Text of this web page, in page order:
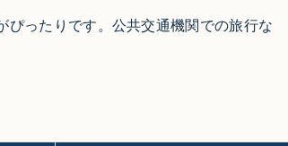
ぴったりです。公共交通機関での旅行な